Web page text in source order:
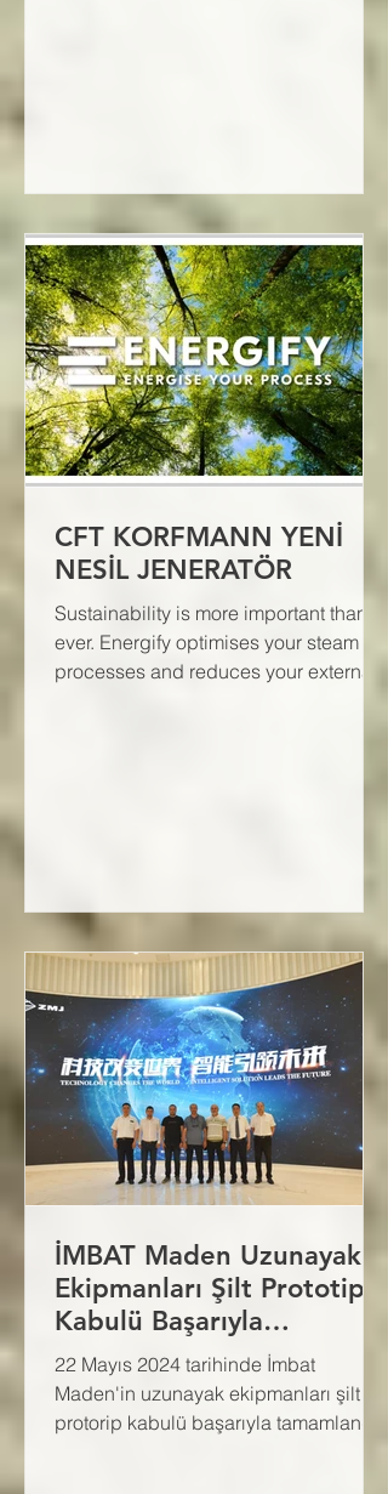
CFT KORFMANN YENİ
NESİL JENERATÖR
Sustainability is more important than
ever. Energify optimises your steam
processes and reduces your external
İMBAT Maden Uzunayak
Ekipmanları Şilt Prototip
Kabulü Başarıyla
Tamamlandı
22 Mayıs 2024 tarihinde İmbat
Maden'in uzunayak ekipmanları şilt
protorip kabulü başarıyla tamamlandı.